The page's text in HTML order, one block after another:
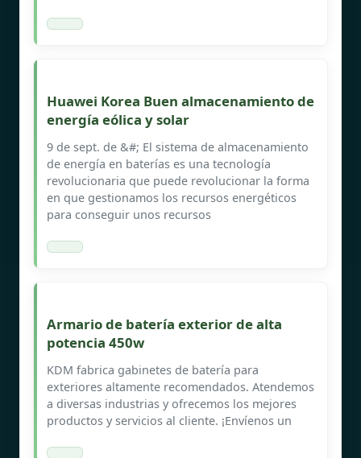
Huawei Korea Buen almacenamiento de
energía eólica y solar
9 de sept. de &#; El sistema de almacenamiento
de energía en baterías es una tecnología
revolucionaria que puede revolucionar la forma
en que gestionamos los recursos energéticos
para conseguir unos recursos
Armario de batería exterior de alta
potencia 450w
KDM fabrica gabinetes de batería para
exteriores altamente recomendados. Atendemos
a diversas industrias y ofrecemos los mejores
productos y servicios al cliente. ¡Envíenos un